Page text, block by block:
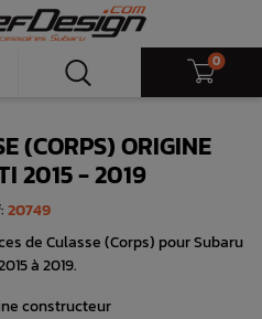
0
(CORPS) ORIGINE
2015 - 2019
20749
de Culasse (Corps) pour Subaru
à 2019.
constructeur